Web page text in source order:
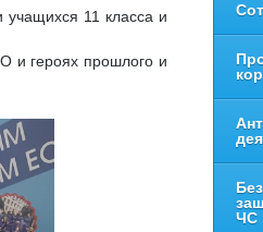
учащихся 11 класса и
и героях прошлого и
ЧС